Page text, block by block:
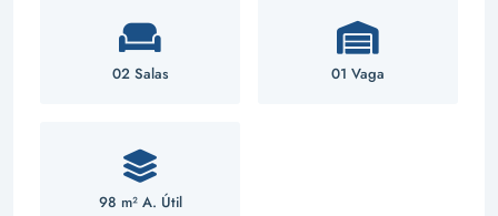
02 Salas 01 Vaga
98 m² A. Útil